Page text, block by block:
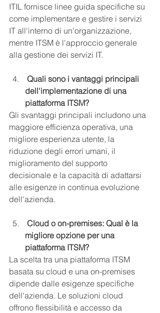
ITIL fornisce linee guida specifiche su
come implementare e gestire i servizi
IT all'interno di un'organizzazione,
mentre ITSM è l'approccio generale
alla gestione dei servizi IT.
Quali sono i vantaggi principali
dell'implementazione di una
piattaforma ITSM?
Gli svantaggi principali includono una
maggiore efficienza operativa, una
migliore esperienza utente, la
riduzione degli errori umani, il
miglioramento del supporto
decisionale e la capacità di adattarsi
alle esigenze in continua evoluzione
dell'azienda.
Cloud o on-premises: Qual è la
migliore opzione per una
piattaforma ITSM?
La scelta tra una piattaforma ITSM
basata su cloud e una on-premises
dipende dalle esigenze specifiche
dell'azienda. Le soluzioni cloud
offrono flessibilità e accesso da